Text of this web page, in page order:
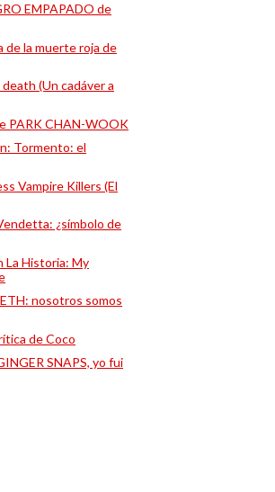
EMPAPADO de
de la muerte roja de
(Un cadáver a
PARK CHAN-WOOK
Tormento: el
Vampire Killers (El
¿símbolo de
La Historia: My
nosotros somos
de Coco
SNAPS, yo fui